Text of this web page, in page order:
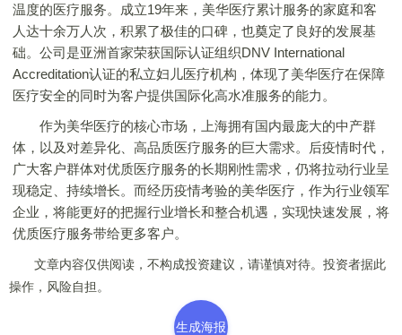
温度的医疗服务。成立19年来，美华医疗累计服务的家庭和客
人达十余万人次，积累了极佳的口碑，也奠定了良好的发展基
础。公司是亚洲首家荣获国际认证组织DNV International
Accreditation认证的私立妇儿医疗机构，体现了美华医疗在保障
医疗安全的同时为客户提供国际化高水准服务的能力。
作为美华医疗的核心市场，上海拥有国内最庞大的中产群
体，以及对差异化、高品质医疗服务的巨大需求。后疫情时代，
广大客户群体对优质医疗服务的长期刚性需求，仍将拉动行业呈
现稳定、持续增长。而经历疫情考验的美华医疗，作为行业领军
企业，将能更好的把握行业增长和整合机遇，实现快速发展，将
优质医疗服务带给更多客户。
文章内容仅供阅读，不构成投资建议，请谨慎对待。投资者据此
操作，风险自担。
生成海报